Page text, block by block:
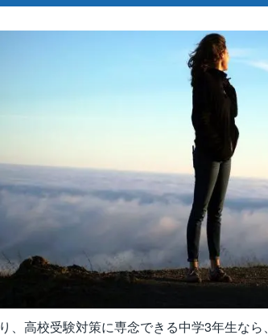
、高校受験対策に専念できる中学3年生なら、